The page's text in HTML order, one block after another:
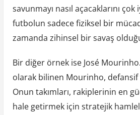
savunmayı nasıl açacaklarını
futbolun sadece fiziksel bir
zamanda zihinsel bir savaş
Bir diğer örnek ise José
olarak bilinen Mourinho, defansif
Onun takımları, rakiplerinin en
hale getirmek için stratejik